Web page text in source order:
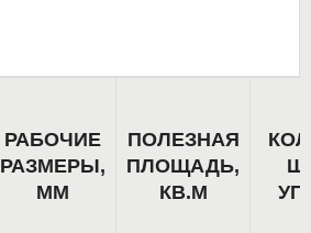
РАБОЧИЕ
РАЗМЕРЫ,
ММ
ПОЛЕЗНАЯ
ПЛОЩАДЬ,
КВ.М